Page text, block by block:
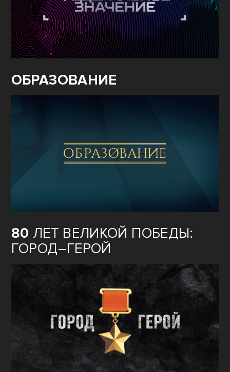
ОБРАЗОВАНИЕ
80 ЛЕТ ВЕЛИКОЙ ПОБЕДЫ:
ГОРОД–ГЕРОЙ